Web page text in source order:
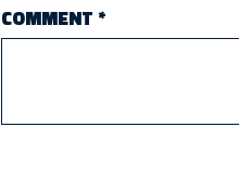
COMMENT *